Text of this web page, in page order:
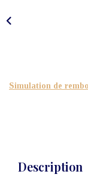
Simulation de
Description